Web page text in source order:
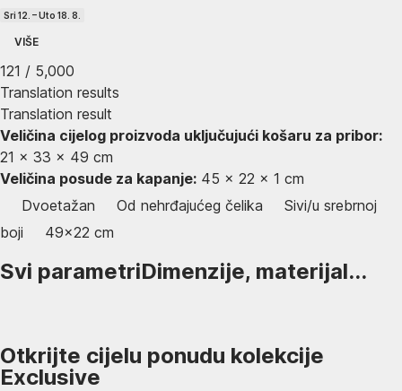
Sri 12. – Uto 18. 8.
VIŠE
121 / 5,000
Translation results
Translation result
Veličina cijelog proizvoda uključujući košaru za pribor:
21 x 33 x 49 cm
Veličina posude za kapanje: 45 x 22 x 1 cm
Dvoetažan
Od nehrđajućeg čelika
Sivi/u srebrnoj
boji
49x22 cm
Svi parametriDimenzije, materijal...
Otkrijte cijelu ponudu kolekcije
Exclusive